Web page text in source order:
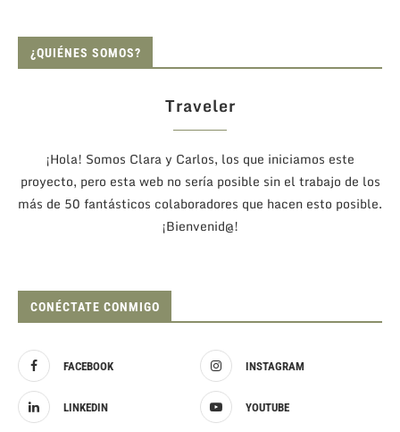
¿QUIÉNES SOMOS?
Traveler
¡Hola! Somos Clara y Carlos, los que iniciamos este
proyecto, pero esta web no sería posible sin el trabajo de los
más de 50 fantásticos colaboradores que hacen esto posible.
¡Bienvenid@!
CONÉCTATE CONMIGO
FACEBOOK INSTAGRAM
LINKEDIN YOUTUBE